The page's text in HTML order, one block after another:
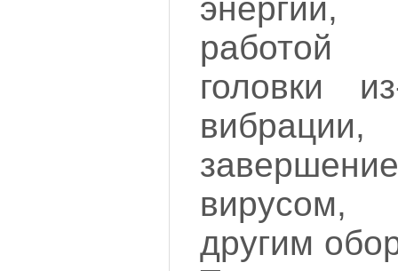
энергии,
работой
головки
вирусом,
другим